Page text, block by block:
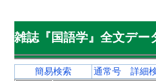
雑誌『国語学』全文デー
簡易検索 通常号 詳細